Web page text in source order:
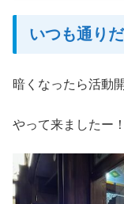
いつも通り
暗くなったら活動
やって来ましたー！